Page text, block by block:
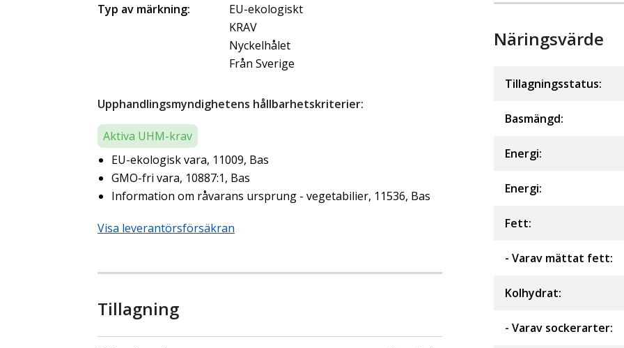
Typ av märkning:
EU-ekologiskt
KRAV
Nyckelhålet
Från Sverige
Upphandlingsmyndighetens hållbarhetskriterier:
Aktiva UHM-krav
EU-ekologisk vara, 11009, Bas
GMO-fri vara, 10887:1, Bas
Information om råvarans ursprung - vegetabilier, 11536, Bas
Visa leverantörsförsäkran
Tillagning
Näringsvärde
Tillagningsstatus:
Basmängd:
Energi:
Energi:
Fett:
- Varav mättat fett:
Kolhydrat:
- Varav sockerarter: